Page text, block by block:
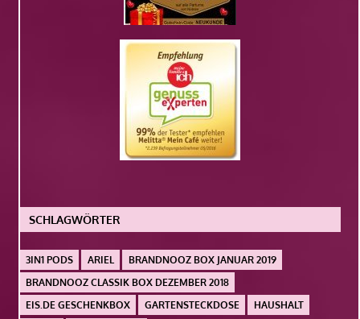
SCHLAGWÖRTER
3IN1 PODS ARIEL
BRANDNOOZ BOX JANUAR 2019
BRANDNOOZ CLASSIK BOX DEZEMBER 2018
EIS.DE GESCHENKBOX
GARTENSTECKDOSE HAUSHALT